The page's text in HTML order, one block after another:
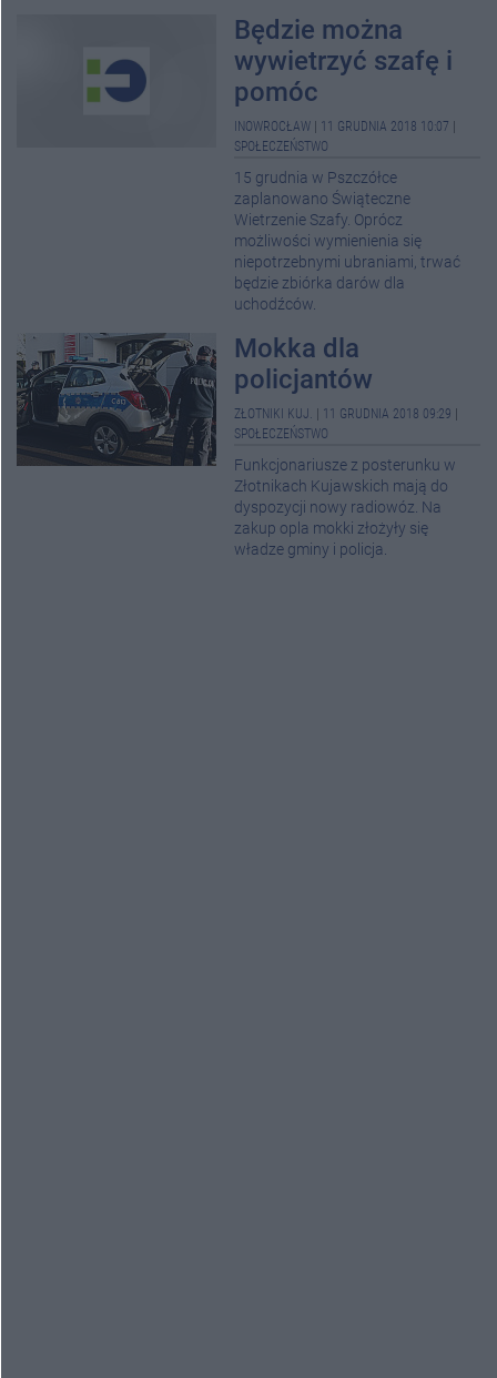
Będzie można
wywietrzyć szafę i
pomóc
INOWROCŁAW 11 GRUDNIA 2018 10:07
SPOŁECZEŃSTWO
15 grudnia w Pszczółce
zaplanowano Świąteczne
Wietrzenie Szafy. Oprócz
możliwości wymienienia się
niepotrzebnymi ubraniami, trwać
będzie zbiórka darów dla
uchodźców.
Mokka dla
policjantów
ZŁOTNIKI KUJ. 11 GRUDNIA 2018 09:29
SPOŁECZEŃSTWO
Funkcjonariusze z posterunku w
Złotnikach Kujawskich mają do
dyspozycji nowy radiowóz. Na
zakup opla mokki złożyły się
władze gminy i policja.